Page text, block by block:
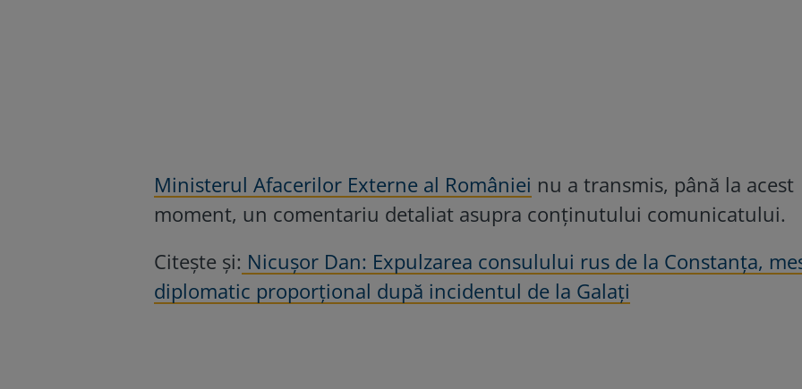
Ministerul Afacerilor Externe al României nu a transmis, până la acest
moment, un comentariu detaliat asupra conținutului comunicatului.
Citește și: Nicușor Dan: Expulzarea consulului rus de la Constanța,
diplomatic proporțional după incidentul de la Galați